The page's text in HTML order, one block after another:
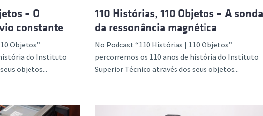
– O
constante
Objetos”
do Instituto
objetos...
110 Histórias, 110 Objetos – A sonda
da ressonância magnética
No Podcast “110 Histórias | 110 Objetos”
percorremos os 110 anos de história do Instituto
Superior Técnico através dos seus objetos...